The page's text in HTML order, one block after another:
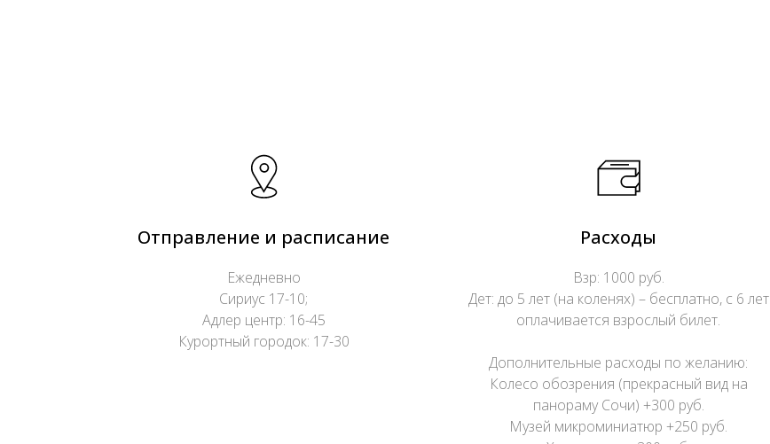
Отправление и расписание
Ежедневно
Сириус 17-10;
Адлер центр: 16-45
Курортный городок: 17-30
Расходы
Взр: 1000 руб.
Дет: до 5 лет (на коленях) – бесплатно, с 6 лет
оплачивается взрослый билет.
Дополнительные расходы по желанию:
Колесо обозрения (прекрасный вид на
панораму Сочи) +300 руб.
Музей микроминиатюр +250 руб.